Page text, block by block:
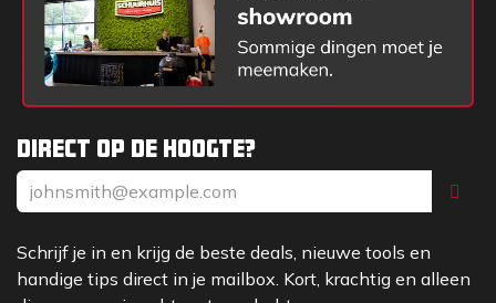
Direct op de hoogte?
Schrijf je in en krijg de beste deals, nieuwe tools en
handige tips direct in je mailbox. Kort, krachtig en alleen